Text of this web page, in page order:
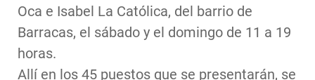
Oca e Isabel La Católica, del barrio de
Barracas, el sábado y el domingo de 11 a 19
horas.
Allí en los 45 puestos que se presentarán, se